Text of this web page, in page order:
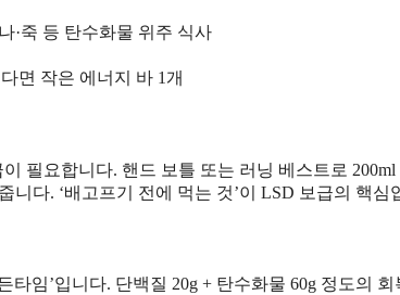
·죽 등 탄수화물 위주 식사
면 작은 에너지 바 1개
필요합니다. 핸드 보틀 또는 러닝 베스트로
니다. ‘배고프기 전에 먹는 것’이 LSD 보급의 핵심
타임’입니다. 단백질 20g + 탄수화물 60g 정도의